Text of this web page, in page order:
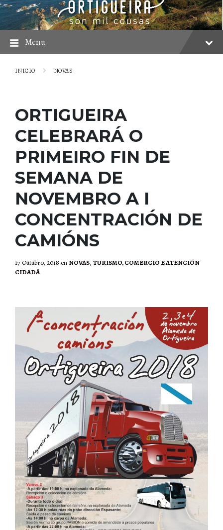
Skip
to
content
Skip
to
main
navigation
Skip
to
footer
Menu
INICIO NOVAS
ORTIGUEIRA
CELEBRARÁ O
PRIMEIRO FIN DE
SEMANA DE
NOVEMBRO A I
CONCENTRACIÓN DE
CAMIÓNS
17 Outubro, 2018 en NOVAS, TURISMO, COMERCIO E ATENCIÓN
CIDADÁ